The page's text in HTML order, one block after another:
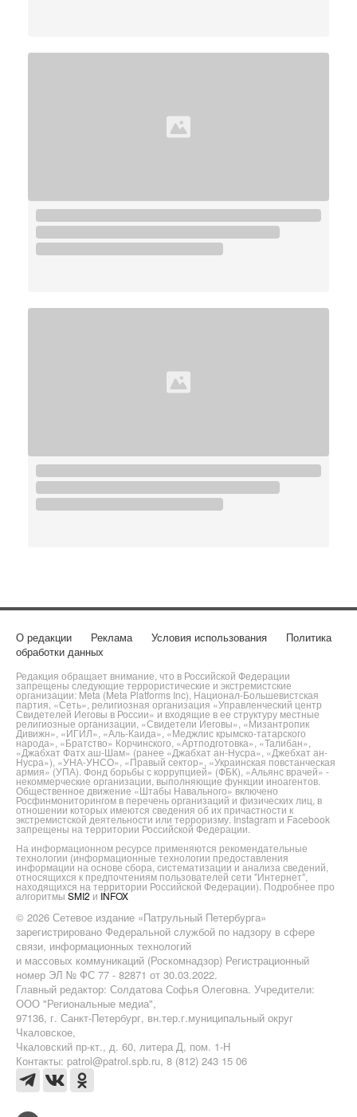
О редакции Реклама Условия использования
Политика
обработки данных
Редакция обращает внимание, что в Российской Федерации
запрещены следующие террористические и экстремистские
организации: Meta (Meta Platforms Inc), Национал-Большевистская
партия, «Сеть», религиозная организация «Управленческий центр
Свидетелей Иеговы в России» и входящие в ее структуру местные
религиозные организации, «Свидетели Иеговы», «Мизантропик
Дивижн», «ИГИЛ», «Аль-Каида», «Меджлис крымско-татарского
народа», «Братство» Корчинского, «Артподготовка», «Талибан»,
«Джабхат Фатх аш-Шам» (ранее «Джабхат ан-Нусра», «Джебхат ан-
Нусра»), «УНА-УНСО», «Правый сектор», «Украинская повстанческая
армия» (УПА). Фонд борьбы с коррупцией» (ФБК), «Альянс врачей» -
некоммерческие организации, выполняющие функции иноагентов.
Общественное движение «Штабы Навального» включено
Росфинмониторингом в перечень организаций и физических лиц, в
отношении которых имеются сведения об их причастности к
экстремистской деятельности или терроризму. Instagram и Facebook
запрещены на территории Российской Федерации.
На информационном ресурсе применяются рекомендательные
технологии (информационные технологии предоставления
информации на основе сбора, систематизации и анализа сведений,
относящихся к предпочтениям пользователей сети "Интернет",
находящихся на территории Российской Федерации). Подробнее про
алгоритмы SMI2 и INFOX
© 2026 Сетевое издание «Патрульный Петербурга»
зарегистрировано Федеральной службой по надзору в сфере
связи, информационных технологий
и массовых коммуникаций (Роскомнадзор) Регистрационный
номер ЭЛ № ФС 77 - 82871 от 30.03.2022.
Главный редактор: Солдатова Софья Олеговна. Учредители:
ООО "Региональные медиа",
97136, г. Санкт-Петербург, вн.тер.г.муниципальный округ
Чкаловское,
Чкаловский пр-кт., д. 60, литера Д, пом. 1-Н
Контакты: patrol@patrol.spb.ru, 8 (812) 243 15 06